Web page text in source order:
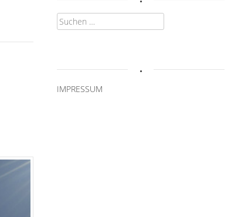
Suchen
nach:
.
IMPRESSUM